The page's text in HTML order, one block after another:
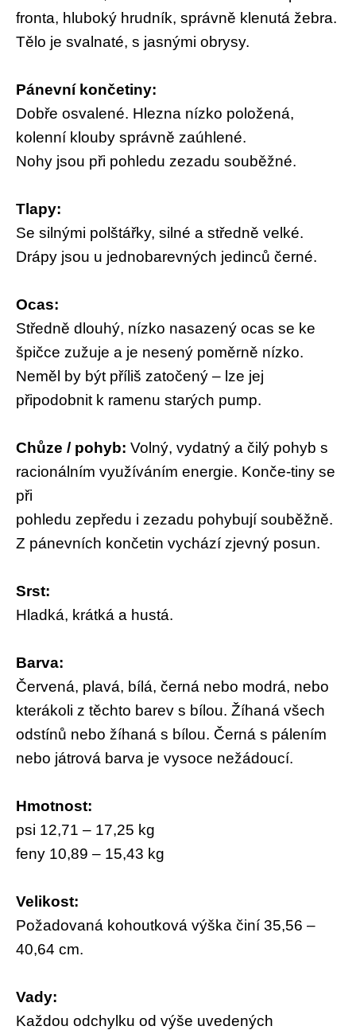
fronta, hluboký hrudník, správně klenutá žebra.
Tělo je svalnaté, s jasnými obrysy.
Pánevní končetiny:
Dobře osvalené. Hlezna nízko položená,
kolenní klouby správně zaúhlené.
Nohy jsou při pohledu zezadu souběžné.
Tlapy:
Se silnými polštářky, silné a středně velké.
Drápy jsou u jednobarevných jedinců černé.
Ocas:
Středně dlouhý, nízko nasazený ocas se ke
špičce zužuje a je nesený poměrně nízko.
Neměl by být příliš zatočený – lze jej
připodobnit k ramenu starých pump.
Chůze / pohyb: Volný, vydatný a čilý pohyb s
racionálním využíváním energie. Konče-tiny se
při
pohledu zepředu i zezadu pohybují souběžně.
Z pánevních končetin vychází zjevný posun.
Srst:
Hladká, krátká a hustá.
Barva:
Červená, plavá, bílá, černá nebo modrá, nebo
kterákoli z těchto barev s bílou. Žíhaná všech
odstínů nebo žíhaná s bílou. Černá s pálením
nebo játrová barva je vysoce nežádoucí.
Hmotnost:
psi 12,71 – 17,25 kg
feny 10,89 – 15,43 kg
Velikost:
Požadovaná kohoutková výška činí 35,56 –
40,64 cm.
Vady:
Každou odchylku od výše uvedených